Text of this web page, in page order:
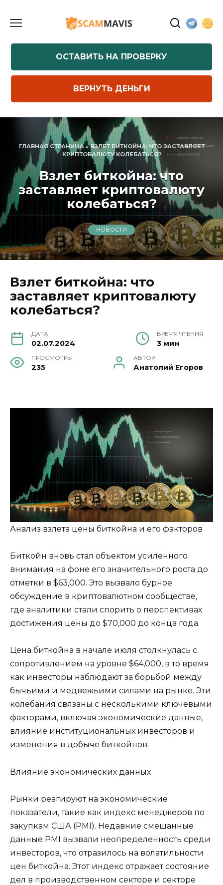
содержанию
ОСТАВИТЬ НА ПРОВЕРКУ
ВЕРНУТЬ ДЕНЬГИ
ГЛАВНАЯ СТРАНИЦА»ВЗЛЕТ БИТКОЙНА: ЧТО ЗАСТАВЛЯЕТ
КРИПТОВАЛЮТУ КОЛЕБАТЬСЯ?
Взлет биткойна: что
заставляет криптовалюту
колебаться?
НОВОСТИ
Взлет биткойна: что
заставляет криптовалюту
колебаться?
ДАТА
02.07.2024
ВРЕМЯ ЧТЕНИЯ
3 мин
ПРОСМОТРЫ
235
АВТОР
Анатолий Егоров
Анализ взлета цены биткойна и его факторов
Биткойн вновь стал объектом усиленного
внимания на фоне его значительного роста до
отметки в $63,000. Это вызвало бурное
обсуждение в криптовалютном сообществе,
где аналитики стали спорить о перспективах
достижения цены до $70,000 до конца года.
Цена биткойна в начале июля столкнулась с
сопротивлением на уровне $64,000, в то время
как инвесторы наблюдают за борьбой между
бычьими и медвежьими силами на рынке. Эти
колебания связаны с несколькими ключевыми
факторами, включая экономические данные,
влияние институциональных инвесторов и
изменения в добыче биткойнов.
Влияние экономических данных
Рынки реагируют на экономические
показатели, такие как индекс менеджеров по
закупкам США (PMI). Недавние смешанные
данные PMI вызвали неопределенность среди
инвесторов, что отразилось на волатильности
цен биткойна. Этот индекс отражает состояние
дел в производственном секторе и секторе